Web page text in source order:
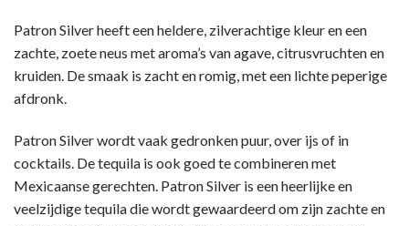
Patron Silver heeft een heldere, zilverachtige kleur en een
zachte, zoete neus met aroma’s van agave, citrusvruchten en
kruiden. De smaak is zacht en romig, met een lichte peperige
afdronk.
Patron Silver wordt vaak gedronken puur, over ijs of in
cocktails. De tequila is ook goed te combineren met
Mexicaanse gerechten. Patron Silver is een heerlijke en
veelzijdige tequila die wordt gewaardeerd om zijn zachte en